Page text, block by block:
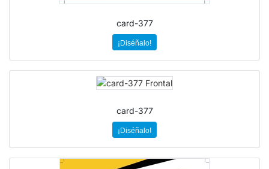
card-377
¡Diséñalo!
card-377
¡Diséñalo!